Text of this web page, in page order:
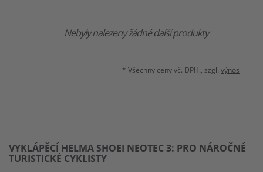
Nebyly nalezeny žádné další produkty
* Všechny ceny vč. DPH., zzgl. výnos
VYKLÁPĚCÍ HELMA SHOEI NEOTEC 3: PRO NÁROČNÉ
TURISTICKÉ CYKLISTY